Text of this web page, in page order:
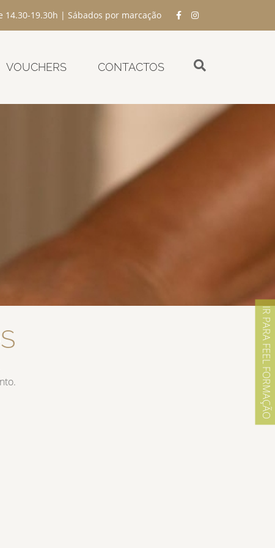
IR PARA FEEL FORMAÇÃO
14.30-19.30h | Sábados por marcação
VOUCHERS CONTACTOS